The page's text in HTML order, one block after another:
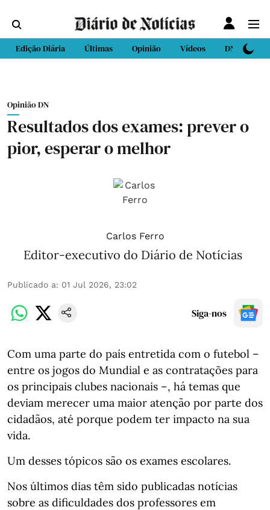
Edição Diária Últimas Opinião Vídeos DN Sport
Opinião DN
Resultados dos exames: prever o
pior, esperar o melhor
Carlos Ferro
Editor-executivo do Diário de Notícias
Publicado a: 01 Jul 2026, 23:02
Siga-nos
Com uma parte do país entretida com o futebol –
entre os jogos do Mundial e as contratações para
os principais clubes nacionais –, há temas que
deviam merecer uma maior atenção por parte dos
cidadãos, até porque podem ter impacto na sua
vida.
Um desses tópicos são os exames escolares.
Nos últimos dias têm sido publicadas notícias
sobre as dificuldades dos professores em